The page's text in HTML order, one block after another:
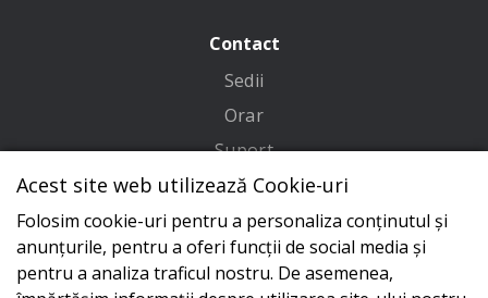
Contact
Sedii
Orar
Suport
Adresa
Conecteaza-te cu noi
Acest site web utilizează Cookie-uri
Folosim cookie-uri pentru a personaliza conținutul și
anunțurile, pentru a oferi funcții de social media și
pentru a analiza traficul nostru. De asemenea,